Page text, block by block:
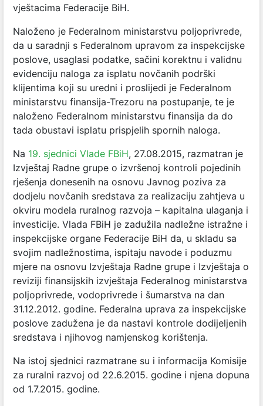
vještacima Federacije BiH.
Naloženo je Federalnom ministarstvu poljoprivrede,
da u saradnji s Federalnom upravom za inspekcijske
poslove, usaglasi podatke, sačini korektnu i validnu
evidenciju naloga za isplatu novčanih podrški
klijentima koji su uredni i proslijedi je Federalnom
ministarstvu finansija-Trezoru na postupanje, te je
naloženo Federalnom ministarstvu finansija da do
tada obustavi isplatu prispjelih spornih naloga.
Na 19. sjednici Vlade FBiH, 27.08.2015, razmatran je
Izvještaj Radne grupe o izvršenoj kontroli pojedinih
rješenja donesenih na osnovu Javnog poziva za
dodjelu novčanih sredstava za realizaciju zahtjeva u
okviru modela ruralnog razvoja – kapitalna ulaganja i
investicije. Vlada FBiH je zadužila nadležne istražne i
inspekcijske organe Federacije BiH da, u skladu sa
svojim nadležnostima, ispitaju navode i poduzmu
mjere na osnovu Izvještaja Radne grupe i Izvještaja o
reviziji finansijskih izvještaja Federalnog ministarstva
poljoprivrede, vodoprivrede i šumarstva na dan
31.12.2012. godine. Federalna uprava za inspekcijske
poslove zadužena je da nastavi kontrole dodijeljenih
sredstava i njihovog namjenskog korištenja.
Na istoj sjednici razmatrane su i informacija Komisije
za ruralni razvoj od 22.6.2015. godine i njena dopuna
od 1.7.2015. godine.